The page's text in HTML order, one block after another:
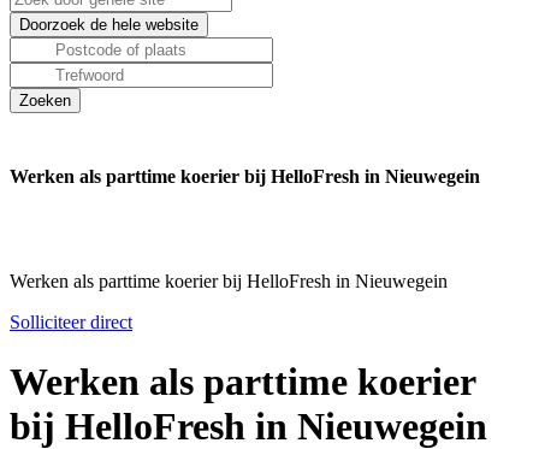
Werken als parttime koerier bij HelloFresh in Nieuwegein
Werken als parttime koerier bij HelloFresh in Nieuwegein
Solliciteer direct
Werken als parttime koerier
bij HelloFresh in Nieuwegein